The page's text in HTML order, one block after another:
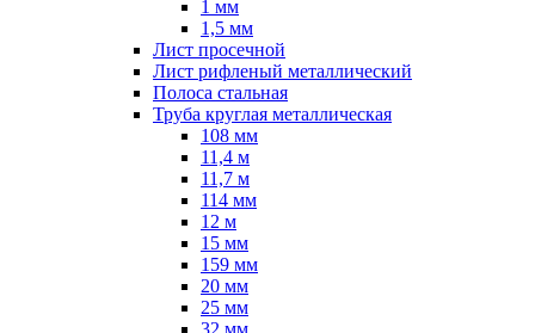
1 мм
1,5 мм
Лист просечной
Лист рифленый металлический
Полоса стальная
Труба круглая металлическая
108 мм
11,4 м
11,7 м
114 мм
12 м
15 мм
159 мм
20 мм
25 мм
32 мм